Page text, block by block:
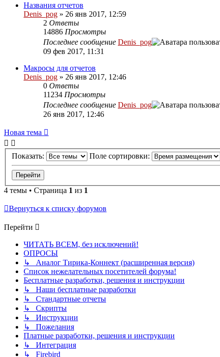
Названия отчетов
Denis_pog » 26 янв 2017, 12:59
2 Ответы
14886 Просмотры
Последнее сообщение Denis_pog
09 фев 2017, 11:31
Макросы для отчетов
Denis_pog » 26 янв 2017, 12:46
0 Ответы
11234 Просмотры
Последнее сообщение Denis_pog
26 янв 2017, 12:46
Новая тема
Показать: Поле сортировки:
4 темы • Страница 1 из 1
Вернуться к списку форумов
Перейти
ЧИТАТЬ ВСЕМ, без исключений!
ОПРОСЫ
↳ Аналог Тирика-Коннект (расширенная версия)
Список нежелательных посетителей форума!
Бесплатные разработки, решения и инструкции
↳ Наши бесплатные разработки
↳ Стандартные отчеты
↳ Скрипты
↳ Инструкции
↳ Пожелания
Платные разработки, решения и инструкции
↳ Интеграция
↳ Firebird